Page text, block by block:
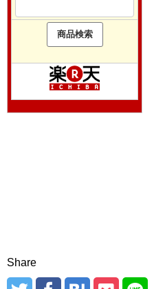
Share